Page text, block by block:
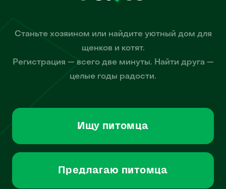
Станьте хозяином или найдите уютный дом для
щенков и котят.
Регистрация — всего две минуты. Найти друга —
целые годы радости.
Ищу питомца
Предлагаю питомца